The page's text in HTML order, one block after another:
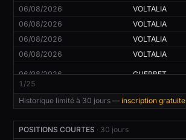
06/08/2026
VOLTALIA
06/08/2026
VOLTALIA
06/08/2026
VOLTALIA
06/08/2026
VOLTALIA
06/08/2026 GUERBET
06/08/2026 AMUNDI
06/08/2026
1/25
Historique limité à 30 jours — inscription gratuite
POSITIONS COURTES · 30 jours